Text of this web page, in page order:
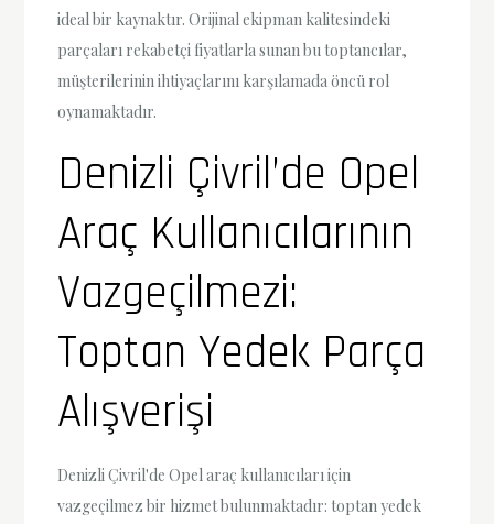
ideal bir kaynaktır. Orijinal ekipman kalitesindeki
parçaları rekabetçi fiyatlarla sunan bu toptancılar,
müşterilerinin ihtiyaçlarını karşılamada öncü rol
oynamaktadır.
Denizli Çivril’de Opel
Araç Kullanıcılarının
Vazgeçilmezi:
Toptan Yedek Parça
Alışverişi
Denizli Çivril'de Opel araç kullanıcıları için
vazgeçilmez bir hizmet bulunmaktadır: toptan yedek